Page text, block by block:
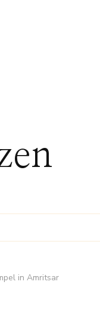
in Amritsar